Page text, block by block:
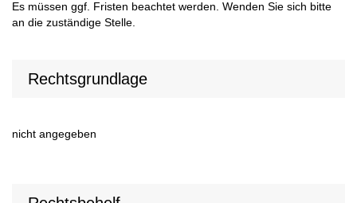
Es müssen ggf. Fristen beachtet werden. Wenden Sie sich bitte
an die zuständige Stelle.
Rechtsgrundlage
nicht angegeben